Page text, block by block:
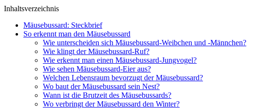
Inhaltsverzeichnis
Mäusebussard: Steckbrief
So erkennt man den Mäusebussard
Wie unterscheiden sich Mäusebussard-Weibchen und -Männchen?
Wie klingt der Mäusebussard-Ruf?
Wie erkennt man einen Mäusebussard-Jungvogel?
Wie sehen Mäusebussard-Eier aus?
Welchen Lebensraum bevorzugt der Mäusebussard?
Wo baut der Mäusebussard sein Nest?
Wann ist die Brutzeit des Mäusebussards?
Wo verbringt der Mäusebussard den Winter?